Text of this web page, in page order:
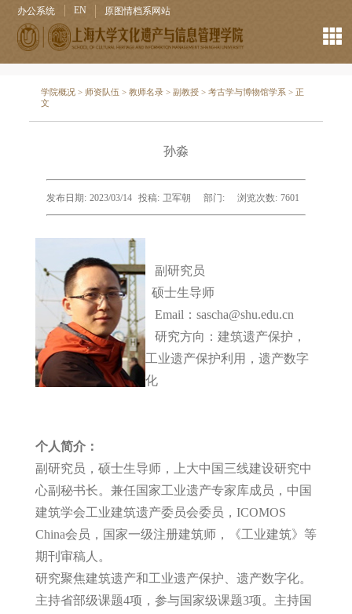
办公系统 EN 原图情档系网站
学院概况 > 师资队伍 >教师名录 >副教授 >考古学与博物馆学系 > 正
文
孙淼
发布日期: 2023/03/14 投稿: 卫军朝 部门: 浏览次数: 7601
副研究员
硕士生导师
Email： sascha@shu.edu.cn
研究方向：建筑遗产保护，
工业遗产保护利用，遗产数字
化
个人简介：
副研究员，硕士生导师，上大中国三线建设研究中
心副秘书长。兼任国家工业遗产专家库成员，中国
建筑学会工业建筑遗产委员会委员， ICOMOS
China会员，国家一级注册建筑师，《工业建筑》等
期刊审稿人。
研究聚焦建筑遗产和工业遗产保护、遗产数字化。
主持省部级课题4项，参与国家级课题3项。主持国